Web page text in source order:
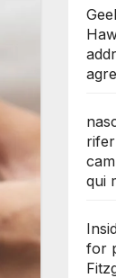
qui
for